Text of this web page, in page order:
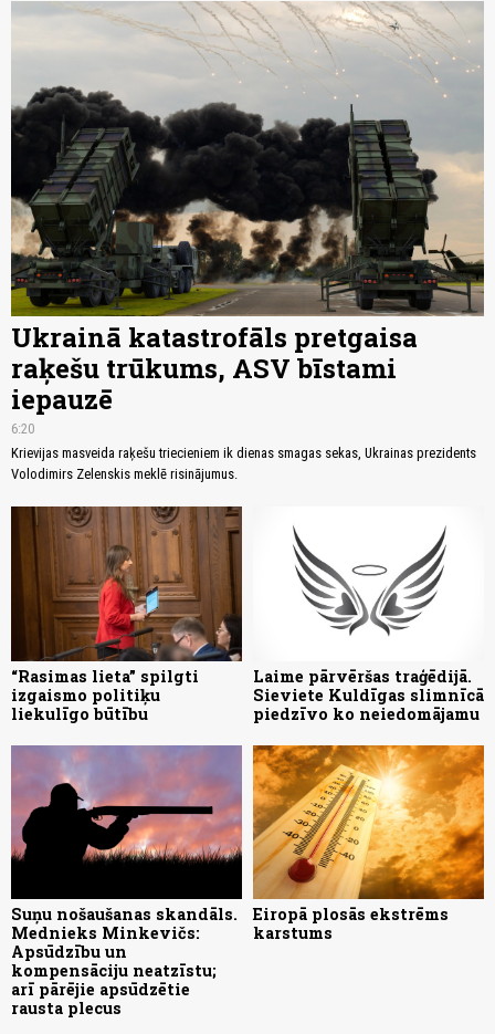
Ukrainā katastrofāls pretgaisa
raķešu trūkums, ASV bīstami
iepauzē
6:20
Krievijas masveida raķešu triecieniem ik dienas smagas sekas, Ukrainas prezidents
Volodimirs Zelenskis meklē risinājumus.
“Rasimas lieta” spilgti
izgaismo politiķu
liekulīgo būtību
Laime pārvēršas traģēdijā.
Sieviete Kuldīgas slimnīcā
piedzīvo ko neiedomājamu
Suņu nošaušanas skandāls.
Mednieks Minkevičs:
Apsūdzību un
kompensāciju neatzīstu;
arī pārējie apsūdzētie
rausta plecus
Eiropā plosās ekstrēms
karstums